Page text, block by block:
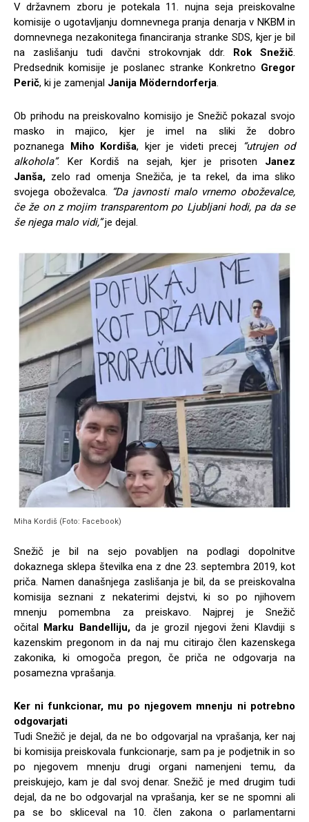
V državnem zboru je potekala 11. nujna seja preiskovalne
komisije o ugotavljanju domnevnega pranja denarja v NKBM in
domnevnega nezakonitega financiranja stranke SDS, kjer je bil
na zaslišanju tudi davčni strokovnjak ddr.
Rok Snežič.
Predsednik komisije je poslanec stranke Konkretno Gregor
Perič, ki je zamenjal Janija Möderndorferja.
Ob prihodu na preiskovalno komisijo je Snežič pokazal svojo
masko in majico, kjer je imel na sliki že dobro
poznanega
Miho Kordiša, kjer je videti precej
“utrujen od
alkohola”. Ker Kordiš na sejah, kjer je prisoten Janez
Janša, zelo rad omenja Snežiča, je ta rekel, da ima sliko
svojega oboževalca. “Da javnosti malo vrnemo oboževalce,
če že on z mojim transparentom po Ljubljani hodi, pa da se
še njega malo vidi,”je dejal.
Miha Kordiš (Foto: Facebook)
Snežič je bil na sejo povabljen na podlagi dopolnitve
dokaznega sklepa številka ena z dne 23. septembra 2019, kot
priča. Namen današnjega zaslišanja je bil, da se preiskovalna
komisija seznani z nekaterimi dejstvi, ki so po njihovem
mnenju pomembna za preiskavo. Najprej je Snežič
očital Marku Bandelliju,da je grozil njegovi ženi Klavdiji s
kazenskim pregonom in da naj mu citirajo člen kazenskega
zakonika, ki omogoča pregon, če priča ne odgovarja na
posamezna vprašanja.
Ker ni funkcionar, mu po njegovem mnenju ni potrebno
odgovarjati
Tudi Snežič je dejal, da ne bo odgovarjal na vprašanja, ker naj
bi komisija preiskovala funkcionarje, sam pa je podjetnik in so
po njegovem mnenju drugi organi namenjeni temu, da
preiskujejo, kam je dal svoj denar. Snežič je med drugim tudi
dejal, da ne bo odgovarjal na vprašanja, ker se ne spomni ali
pa se bo skliceval na 10. člen zakona o parlamentarni